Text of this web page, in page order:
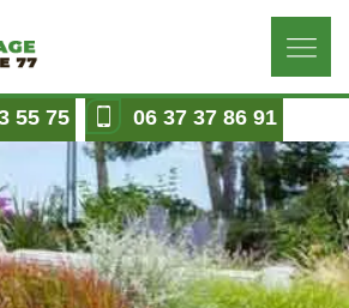
55 75 06 37 37 86 91